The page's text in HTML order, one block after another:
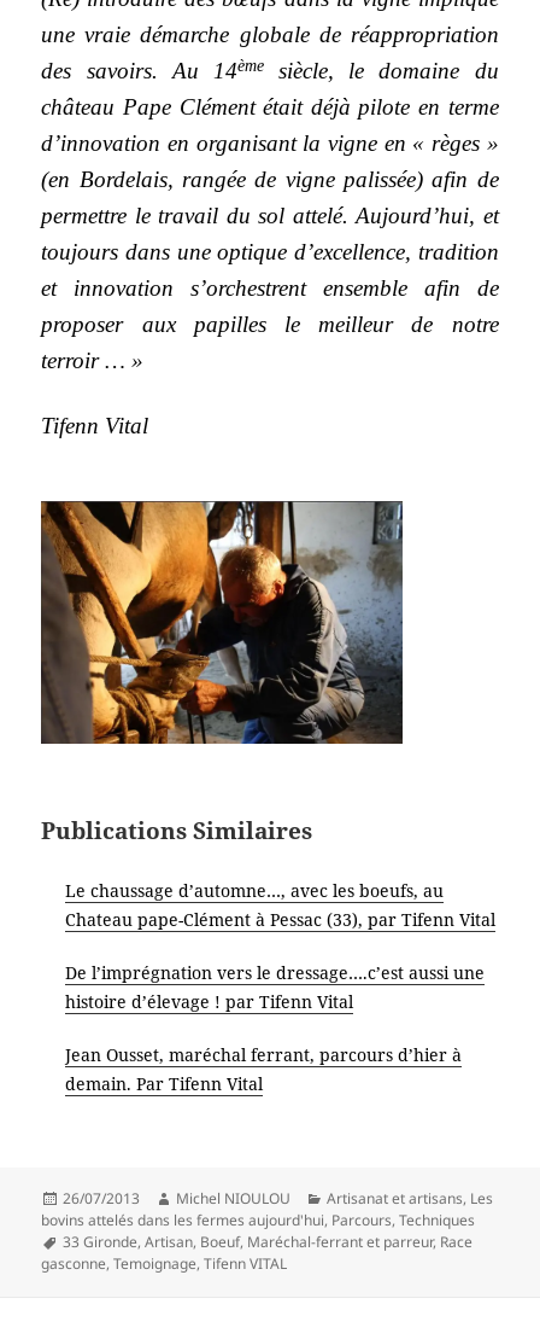
une vraie démarche globale de réappropriation
des savoirs. Au 14èmesiècle, le domaine du
château Pape Clément était déjà pilote en terme
d’innovation en organisant la vigne en « règes »
(en Bordelais, rangée de vigne palissée) afin de
permettre le travail du sol attelé. Aujourd’hui, et
toujours dans une optique d’excellence, tradition
et innovation s’orchestrent ensemble afin de
proposer aux papilles le meilleur de notre
terroir … »
Tifenn Vital
Publications Similaires
Le chaussage d’automne…, avec les boeufs, au
Chateau pape-Clément à Pessac (33), par Tifenn Vital
De l’imprégnation vers le dressage….c’est aussi une
histoire d’élevage ! par Tifenn Vital
Jean Ousset, maréchal ferrant, parcours d’hier à
demain. Par Tifenn Vital
Publié
le
26/07/2013 Auteur
Michel NIOULOU Catégories
Artisanat et artisans, Les
bovins attelés dans les fermes aujourd'hui, Parcours,Techniques
Mots-
clés
33 Gironde,Artisan, Boeuf, Maréchal-ferrant et parreur, Race
gasconne,Temoignage,Tifenn VITAL